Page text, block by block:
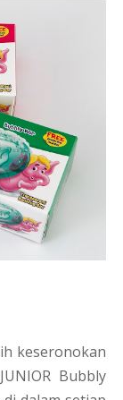
keseronokan
Bubbly